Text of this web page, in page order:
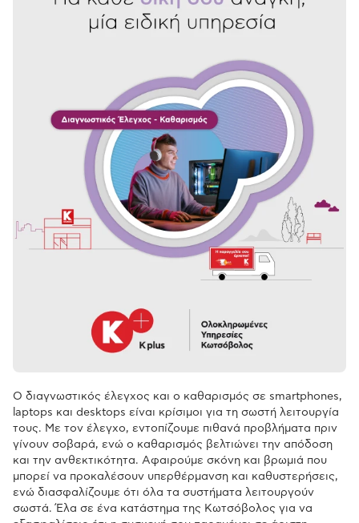
Ο διαγνωστικός έλεγχος και ο καθαρισμός σε smartphones,
laptops και desktops είναι κρίσιμοι για τη σωστή λειτουργία
τους. Με τον έλεγχο, εντοπίζουμε πιθανά προβλήματα πριν
γίνουν σοβαρά, ενώ ο καθαρισμός βελτιώνει την απόδοση
και την ανθεκτικότητα. Αφαιρούμε σκόνη και βρωμιά που
μπορεί να προκαλέσουν υπερθέρμανση και καθυστερήσεις,
ενώ διασφαλίζουμε ότι όλα τα συστήματα λειτουργούν
σωστά. Έλα σε ένα κατάστημα της Κωτσόβολος για να